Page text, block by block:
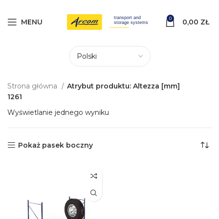
MENU 0 0,00 ZŁ
Strona główna
Atrybut produktu: Altezza [mm]
1261
Wyświetlanie jednego wyniku
Pokaż pasek boczny